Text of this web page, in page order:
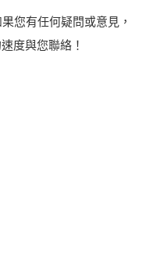
您有任何疑問或意見，
度與您聯絡！